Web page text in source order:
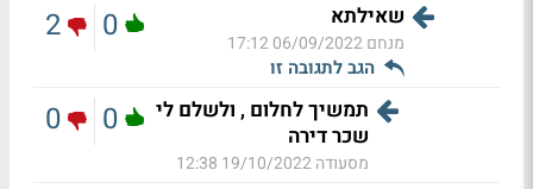
שאילתא
מנחם06/09/2022 17:12
הגב לתגובה זו
0
2
תמשיך לחלום , ולשלם לי
שכר דירה
מסעודה19/10/2022 12:38
0
0